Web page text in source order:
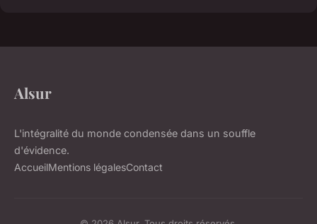
Alsur
L'intégralité du monde condensée dans un souffle
d'évidence.
AccueilMentions légalesContact